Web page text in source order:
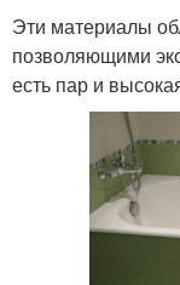
Эти материалы
позволяющими
есть пар и